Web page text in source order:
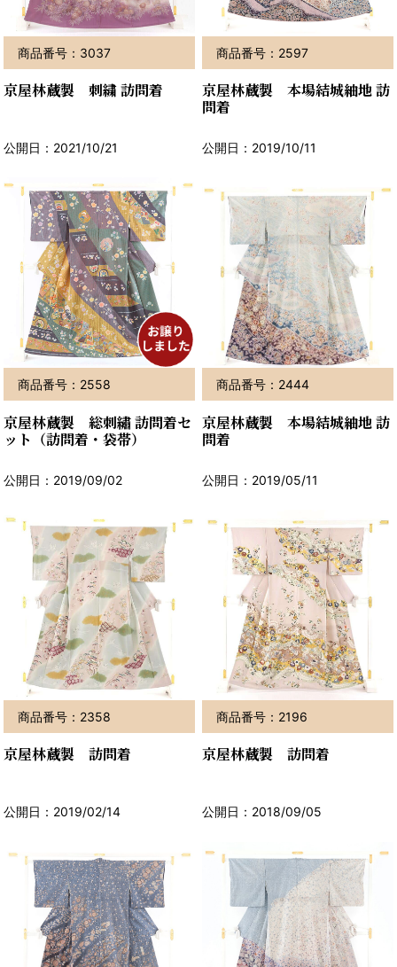
商品番号：3037
京屋林蔵製 刺繍 訪問着
公開日：2021/10/21
商品番号：2597
京屋林蔵製 本場結城紬地 訪
問着
公開日：2019/10/11
商品番号：2558
京屋林蔵製 総刺繡 訪問着セ
ット（訪問着・袋帯）
公開日：2019/09/02
商品番号：2444
京屋林蔵製 本場結城紬地 訪
問着
公開日：2019/05/11
商品番号：2358
京屋林蔵製 訪問着
公開日：2019/02/14
商品番号：2196
京屋林蔵製 訪問着
公開日：2018/09/05